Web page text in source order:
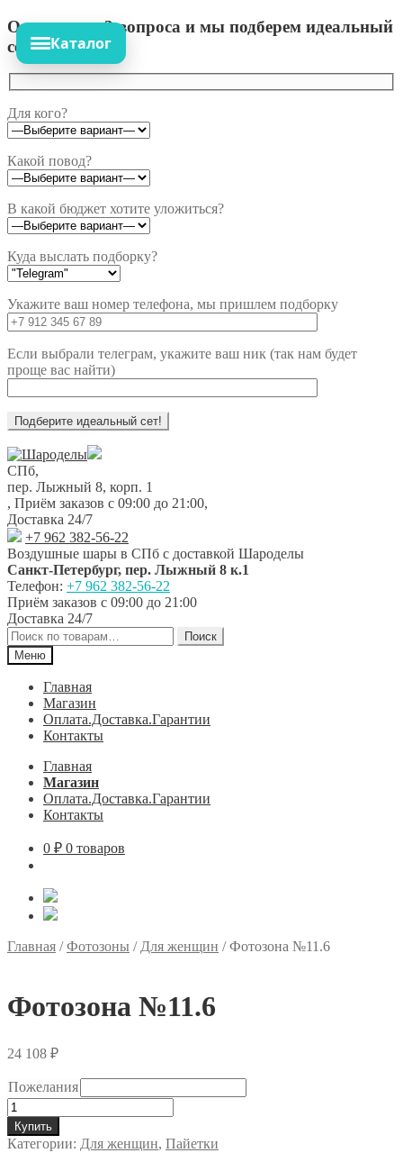
Ответьте на 3 вопроса и мы подберем идеальный
сет!
Для кого?
Какой повод?
В какой бюджет хотите уложиться?
Куда выслать подборку?
Укажите ваш номер телефона, мы пришлем подборку
Если выбрали телеграм, укажите ваш ник (так нам будет
проще вас найти)
Перейти
к
навигации
Перейти
к
содержимому
СПб,
пер. Лыжный 8, корп. 1
, Приём заказов с 09:00 до 21:00,
Доставка 24/7
+7 962 382-56-22
Воздушные шары в СПб с доставкой Шароделы
Санкт-Петербург, пер. Лыжный 8 к.1
Телефон: +7 962 382-56-22
Приём заказов с 09:00 до 21:00
Доставка 24/7
Искать:
Поиск
Меню
Главная
Магазин
Оплата.Доставка.Гарантии
Контакты
Главная
Магазин
Оплата.Доставка.Гарантии
Контакты
0 ₽ 0 товаров
Каталог
Главная /Фотозоны / Для женщин /Фотозона №11.6
Фотозона №11.6
24 108 ₽
Пожелания
Количество
товара
Фотозона
№11.6
Купить
Категории: Для женщин, Пайетки